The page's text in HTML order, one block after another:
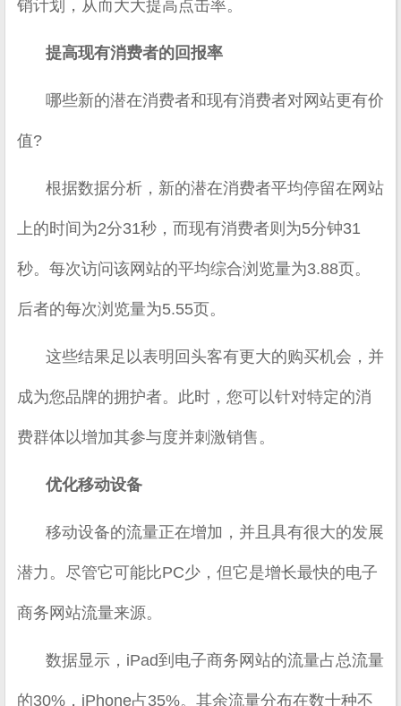
销计划，从而大大提高点击率。
提高现有消费者的回报率
哪些新的潜在消费者和现有消费者对网站更有价
值?
根据数据分析，新的潜在消费者平均停留在网站
上的时间为2分31秒，而现有消费者则为5分钟31
秒。每次访问该网站的平均综合浏览量为3.88页。
后者的每次浏览量为5.55页。
这些结果足以表明回头客有更大的购买机会，并
成为您品牌的拥护者。此时，您可以针对特定的消
费群体以增加其参与度并刺激销售。
优化移动设备
移动设备的流量正在增加，并且具有很大的发展
潜力。尽管它可能比PC少，但它是增长最快的电子
商务网站流量来源。
数据显示，iPad到电子商务网站的流量占总流量
的30%，iPhone占35%。其余流量分布在数十种不